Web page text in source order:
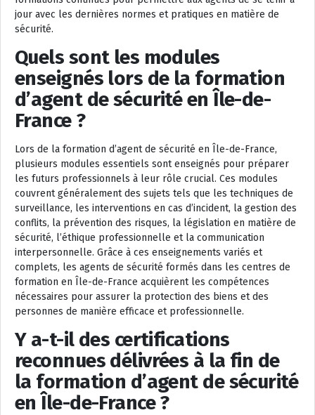
jour avec les dernières normes et pratiques en matière de
sécurité.
Quels sont les modules
enseignés lors de la formation
d’agent de sécurité en Île-de-
France ?
Lors de la formation d’agent de sécurité en Île-de-France,
plusieurs modules essentiels sont enseignés pour préparer
les futurs professionnels à leur rôle crucial. Ces modules
couvrent généralement des sujets tels que les techniques de
surveillance, les interventions en cas d’incident, la gestion des
conflits, la prévention des risques, la législation en matière de
sécurité, l’éthique professionnelle et la communication
interpersonnelle. Grâce à ces enseignements variés et
complets, les agents de sécurité formés dans les centres de
formation en Île-de-France acquièrent les compétences
nécessaires pour assurer la protection des biens et des
personnes de manière efficace et professionnelle.
Y a-t-il des certifications
reconnues délivrées à la fin de
la formation d’agent de sécurité
en Île-de-France ?